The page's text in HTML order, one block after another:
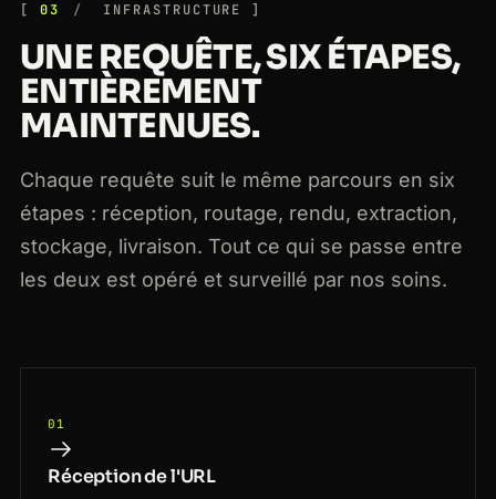
03 INFRASTRUCTURE
UNE REQUÊTE, SIX ÉTAPES,
ENTIÈREMENT
MAINTENUES.
Chaque requête suit le même parcours en six
étapes : réception, routage, rendu, extraction,
stockage, livraison. Tout ce qui se passe entre
les deux est opéré et surveillé par nos soins.
01
Réception de l'URL